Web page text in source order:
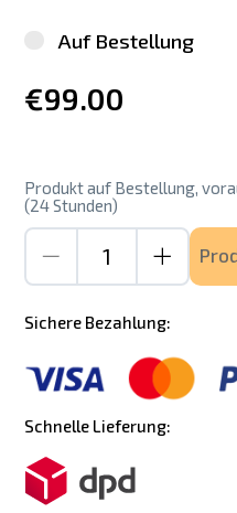
Auf Bestellung
€99.00
Produkt auf Bestellung,
(24 Stunden)
Sichere Bezahlung:
Schnelle Lieferung: